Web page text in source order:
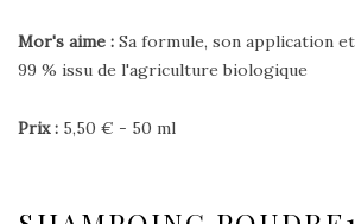
Mor's aime : Sa formule, son application
99 % issu de l'agriculture biologique
Prix : 5,50 € - 50 ml